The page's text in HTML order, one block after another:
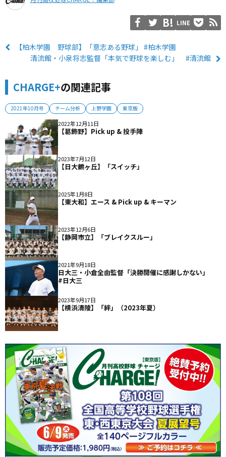
LINE
【柏木学園 野球部】「意志ある野球」 #柏木学園
清流館・小泉将志監督「本気で野球を楽しむ」 #清流館
CHARGE+の関連記事
2021年10月号 チーム分析 上野学園 東京版
2022年12月11日
【葛飾野】Pick up & 投手陣
2023年7月12日
【日大鶴ヶ丘】「スイッチ」
2025年1月8日
【東大和】エース & Pick up & キーマン
2023年12月6日
【静岡市立】「ブレイクスルー」
2021年9月18日
日大三・小倉全由監督「決勝開催に感謝しかない」
#日大三
2023年9月17日
【横浜清陵】「絆」（2023年夏）